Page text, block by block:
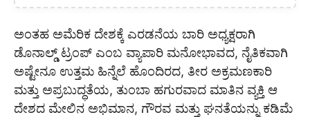
ಅಂತಹ ಅಮೆರಿಕ ದೇಶಕ್ಕೆ ಎರಡನೆಯ ಬಾರಿ ಅಧ್ಯಕ್ಷರಾಗಿ
ಡೊನಾಲ್ಡ್ ಟ್ರಂಪ್ ಎಂಬ ವ್ಯಾಪಾರಿ ಮನೋಭಾವದ, ನೈತಿಕವಾಗಿ
ಅಷ್ಟೇನೂ ಉತ್ತಮ ಹಿನ್ನೆಲೆ ಹೊಂದಿರದ, ತೀರ ಅಕ್ರಮಣಕಾರಿ
ಮತ್ತು ಅಪ್ರಬುದ್ಧತೆಯ, ತುಂಬಾ ಹಗುರವಾದ ಮಾತಿನ ವ್ಯಕ್ತಿ ಆ
ದೇಶದ ಮೇಲಿನ ಅಭಿಮಾನ, ಗೌರವ ಮತ್ತು ಘನತೆಯನ್ನು ಕಡಿಮೆ